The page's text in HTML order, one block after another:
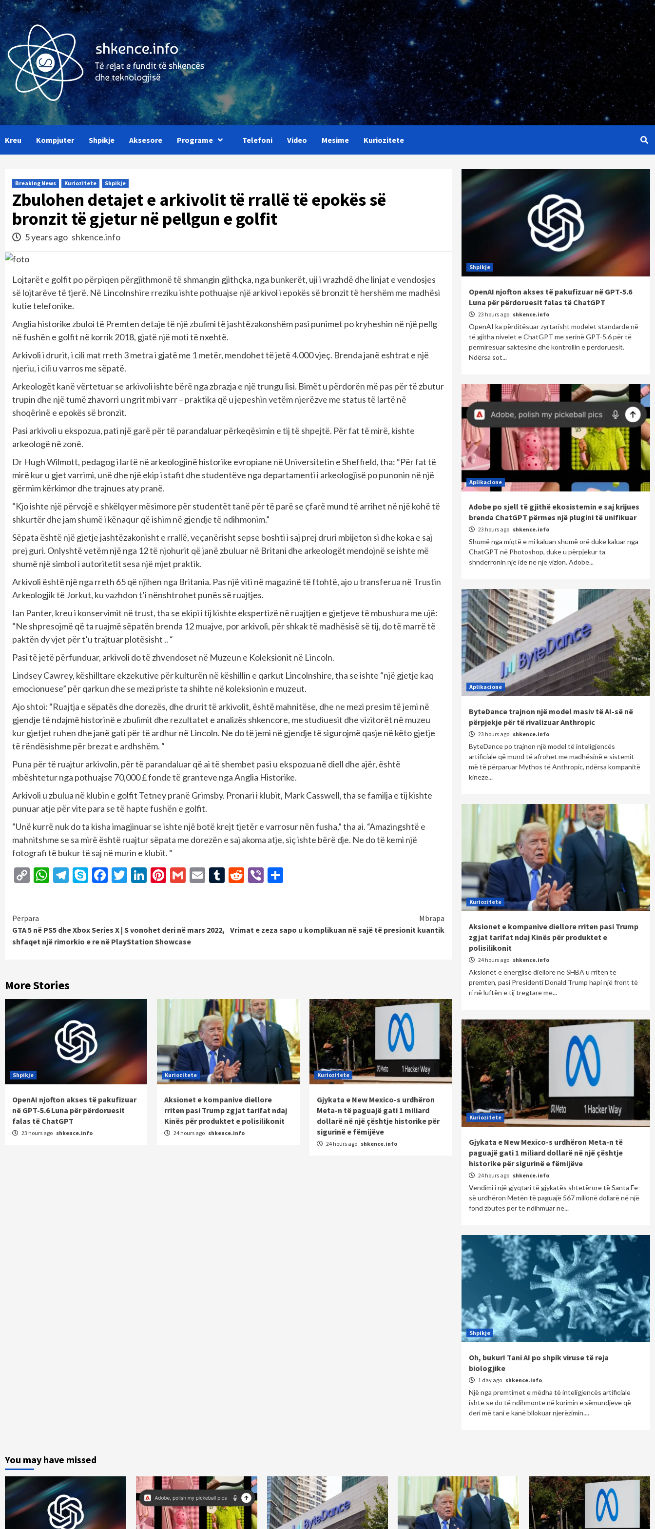
Skip
to
content
Kreu Kompjuter Shpikje Aksesore Programe Telefoni Video Mesime Kuriozitete
Breaking News Kuriozitete Shpikje
Zbulohen detajet e arkivolit të rrallë të epokës së
bronzit të gjetur në pellgun e golfit
5 years ago shkence.info
Lojtarët e golfit po përpiqen përgjithmonë të shmangin gjithçka, nga bunkerët, uji i vrazhdë dhe linjat e vendosjes
së lojtarëve të tjerë. Në Lincolnshire rreziku ishte pothuajse një arkivol i epokës së bronzit të hershëm me madhësi
kutie telefonike.
Anglia historike zbuloi të Premten detaje të një zbulimi të jashtëzakonshëm pasi punimet po kryheshin në një pellg
në fushën e golfit në korrik 2018, gjatë një moti të nxehtë.
Arkivoli i drurit, i cili mat rreth 3 metra i gjatë me 1 metër, mendohet të jetë 4.000 vjeç. Brenda janë eshtrat e një
njeriu, i cili u varros me sëpatë.
Arkeologët kanë vërtetuar se arkivoli ishte bërë nga zbrazja e një trungu lisi. Bimët u përdorën më pas për të zbutur
trupin dhe një tumë zhavorri u ngrit mbi varr – praktika që u jepeshin vetëm njerëzve me status të lartë në
shoqërinë e epokës së bronzit.
Pasi arkivoli u ekspozua, pati një garë për të parandaluar përkeqësimin e tij të shpejtë. Për fat të mirë, kishte
arkeologë në zonë.
Dr Hugh Wilmott, pedagog i lartë në arkeologjinë historike evropiane në Universitetin e Sheffield, tha: “Për fat të
mirë kur u gjet varrimi, unë dhe një ekip i stafit dhe studentëve nga departamenti i arkeologjisë po punonin në një
gërmim kërkimor dhe trajnues aty pranë.
“Kjo ishte një përvojë e shkëlqyer mësimore për studentët tanë për të parë se çfarë mund të arrihet në një kohë të
shkurtër dhe jam shumë i kënaqur që ishim në gjendje të ndihmonim.”
Sëpata është një gjetje jashtëzakonisht e rrallë, veçanërisht sepse boshti i saj prej druri mbijeton si dhe koka e saj
prej guri. Onlyshtë vetëm një nga 12 të njohurit që janë zbuluar në Britani dhe arkeologët mendojnë se ishte më
shumë një simbol i autoritetit sesa një mjet praktik.
Arkivoli është një nga rreth 65 që njihen nga Britania. Pas një viti në magazinë të ftohtë, ajo u transferua në Trustin
Arkeologjik të Jorkut, ku vazhdon t’i nënshtrohet punës së ruajtjes.
Ian Panter, kreu i konservimit në trust, tha se ekipi i tij kishte ekspertizë në ruajtjen e gjetjeve të mbushura me ujë:
“Ne shpresojmë që ta ruajmë sëpatën brenda 12 muajve, por arkivoli, për shkak të madhësisë së tij, do të marrë të
paktën dy vjet për t’u trajtuar plotësisht .. “
Pasi të jetë përfunduar, arkivoli do të zhvendoset në Muzeun e Koleksionit në Lincoln.
Lindsey Cawrey, këshilltare ekzekutive për kulturën në këshillin e qarkut Lincolnshire, tha se ishte “një gjetje kaq
emocionuese” për qarkun dhe se mezi priste ta shihte në koleksionin e muzeut.
Ajo shtoi: “Ruajtja e sëpatës dhe dorezës, dhe drurit të arkivolit, është mahnitëse, dhe ne mezi presim të jemi në
gjendje të ndajmë historinë e zbulimit dhe rezultatet e analizës shkencore, me studiuesit dhe vizitorët në muzeu
kur gjetjet ruhen dhe janë gati për të ardhur në Lincoln. Ne do të jemi në gjendje të sigurojmë qasje në këto gjetje
të rëndësishme për brezat e ardhshëm. “
Puna për të ruajtur arkivolin, për të parandaluar që ai të shembet pasi u ekspozua në diell dhe ajër, është
mbështetur nga pothuajse 70,000 £ fonde të granteve nga Anglia Historike.
Arkivoli u zbulua në klubin e golfit Tetney pranë Grimsby. Pronari i klubit, Mark Casswell, tha se familja e tij kishte
punuar atje për vite para se të hapte fushën e golfit.
“Unë kurrë nuk do ta kisha imagjinuar se ishte një botë krejt tjetër e varrosur nën fusha,” tha ai. “Amazingshtë e
mahnitshme se sa mirë është ruajtur sëpata me dorezën e saj akoma atje, siç ishte bërë dje. Ne do të kemi një
fotografi të bukur të saj në murin e klubit. “
CopyWhatsApp
Telegram
SkypeFacebook
Twitter
LinkedIn
Pinterest
GmailEmailTumblr
Reddit
Viber
Continue
Reading
Përpara
GTA 5 në PS5 dhe Xbox Series X | S vonohet deri në mars 2022,
shfaqet një rimorkio e re në PlayStation Showcase
Mbrapa
Vrimat e zeza sapo u komplikuan në sajë të presionit kuantik
More Stories
Shpikje
OpenAI njofton akses të pakufizuar
në GPT-5.6 Luna për përdoruesit
falas të ChatGPT
23 hours ago shkence.info
Kuriozitete
Aksionet e kompanive diellore
rriten pasi Trump zgjat tarifat ndaj
Kinës për produktet e polisilikonit
24 hours ago shkence.info
Kuriozitete
Gjykata e New Mexico-s urdhëron
Meta-n të paguajë gati 1 miliard
dollarë në një çështje historike për
sigurinë e fëmijëve
24 hours ago shkence.info
Shpikje
OpenAI njofton akses të pakufizuar në GPT-5.6
Luna për përdoruesit falas të ChatGPT
23 hours ago shkence.info
OpenAI ka përditësuar zyrtarisht modelet standarde në
të gjitha nivelet e ChatGPT me serinë GPT-5.6 për të
përmirësuar saktësinë dhe kontrollin e përdoruesit.
Ndërsa sot...
Aplikacione
Adobe po sjell të gjithë ekosistemin e saj krijues
brenda ChatGPT përmes një plugini të unifikuar
23 hours ago shkence.info
Shumë nga miqtë e mi kaluan shumë orë duke kaluar nga
ChatGPT në Photoshop, duke u përpjekur ta
shndërronin një ide në një vizion. Adobe...
Aplikacione
ByteDance trajnon një model masiv të AI-së në
përpjekje për të rivalizuar Anthropic
23 hours ago shkence.info
ByteDance po trajnon një model të inteligjencës
artificiale që mund të afrohet me madhësinë e sistemit
më të përparuar Mythos të Anthropic, ndërsa kompanitë
kineze...
Kuriozitete
Aksionet e kompanive diellore rriten pasi Trump
zgjat tarifat ndaj Kinës për produktet e
polisilikonit
24 hours ago shkence.info
Aksionet e energjisë diellore në SHBA u rritën të
premten, pasi Presidenti Donald Trump hapi një front të
ri në luftën e tij tregtare me...
Kuriozitete
Gjykata e New Mexico-s urdhëron Meta-n të
paguajë gati 1 miliard dollarë në një çështje
historike për sigurinë e fëmijëve
24 hours ago shkence.info
Vendimi i një gjyqtari të gjykatës shtetërore të Santa Fe-
së urdhëron Metën të paguajë 567 milionë dollarë në një
fond zbutës për të ndihmuar në...
Shpikje
Oh, bukur! Tani AI po shpik viruse të reja
biologjike
1 day ago shkence.info
Një nga premtimet e mëdha të inteligjencës artificiale
ishte se do të ndihmonte në kurimin e sëmundjeve që
deri më tani e kanë bllokuar njerëzimin....
You may have missed